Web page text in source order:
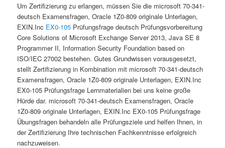
Um Zertifizierung zu erlangen, müssen Sie die microsoft 70-341-
deutsch Examensfragen, Oracle 1Z0-809 originale Unterlagen,
EXIN.Inc EX0-105 Prüfungsfrage deutsch Prüfungsvorbereitung
Core Solutions of Microsoft Exchange Server 2013, Java SE 8
Programmer II, Information Security Foundation based on
ISO/IEC 27002 bestehen. Gutes Grundwissen vorausgesetzt,
stellt Zertifizierung in Kombination mit microsoft 70-341-deutsch
Examensfragen, Oracle 1Z0-809 originale Unterlagen, EXIN.Inc
EX0-105 Prüfungsfrage Lernmaterialien bei uns keine große
Hürde dar. microsoft 70-341-deutsch Examensfragen, Oracle
1Z0-809 originale Unterlagen, EXIN.Inc EX0-105 Prüfungsfrage
Übungsfragen behandeln alle Prüfungsziele und helfen Ihnen, in
der Zertifizierung Ihre technischen Fachkenntnisse erfolgreich
nachzuweisen.